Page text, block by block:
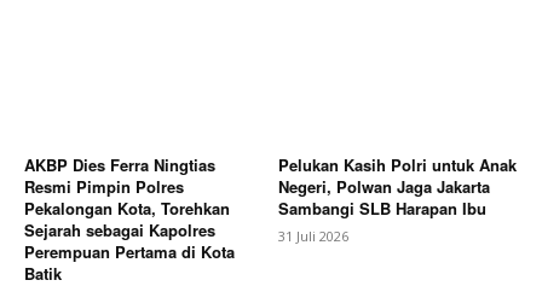
AKBP Dies Ferra Ningtias
Resmi Pimpin Polres
Pekalongan Kota, Torehkan
Sejarah sebagai Kapolres
Perempuan Pertama di Kota
Batik
Pelukan Kasih Polri untuk Anak
Negeri, Polwan Jaga Jakarta
Sambangi SLB Harapan Ibu
31 Juli 2026